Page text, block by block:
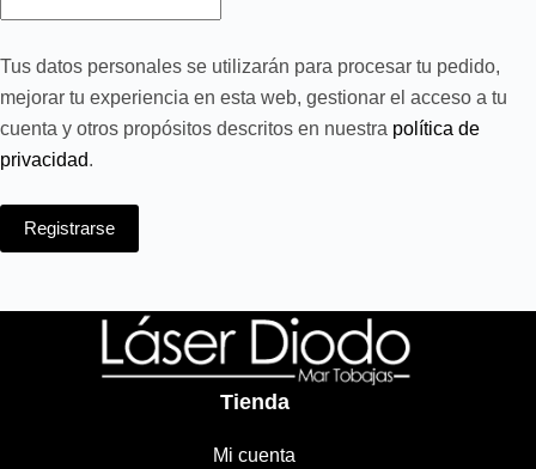
Tus datos personales se utilizarán para procesar tu pedido,
mejorar tu experiencia en esta web, gestionar el acceso a tu
cuenta y otros propósitos descritos en nuestra política de
privacidad.
Registrarse
Tienda
Mi cuenta